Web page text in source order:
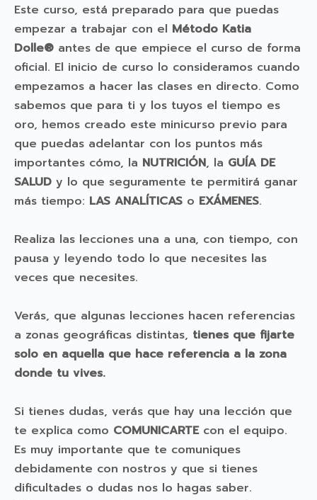
Este curso, está preparado para que puedas
empezar a trabajar con el Método Katia
Dolle® antes de que empiece el curso de forma
oficial. El inicio de curso lo consideramos cuando
empezamos a hacer las clases en directo. Como
sabemos que para ti y los tuyos el tiempo es
oro, hemos creado este minicurso previo para
que puedas adelantar con los puntos más
importantes cómo, la NUTRICIÓN, la GUÍA DE
SALUD y lo que seguramente te permitirá ganar
más tiempo: LAS ANALÍTICAS o EXÁMENES.
Realiza las lecciones una a una, con tiempo, con
pausa y leyendo todo lo que necesites las
veces que necesites.
Verás, que algunas lecciones hacen referencias
a zonas geográficas distintas, tienes que fijarte
solo en aquella que hace referencia a la zona
donde tu vives.
Si tienes dudas, verás que hay una lección que
te explica como COMUNICARTEcon el equipo.
Es muy importante que te comuniques
debidamente con nostros y que si tienes
dificultades o dudas nos lo hagas saber.